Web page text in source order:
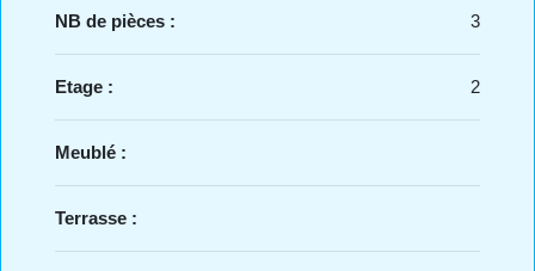
NB de pièces : 3
Etage : 2
Meublé :
Terrasse :